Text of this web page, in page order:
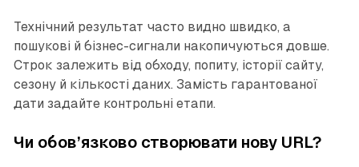
Технічний результат часто видно швидко, а
пошукові й бізнес-сигнали накопичуються довше.
Строк залежить від обходу, попиту, історії сайту,
сезону й кількості даних. Замість гарантованої
дати задайте контрольні етапи.
Чи обов’язково створювати нову URL?